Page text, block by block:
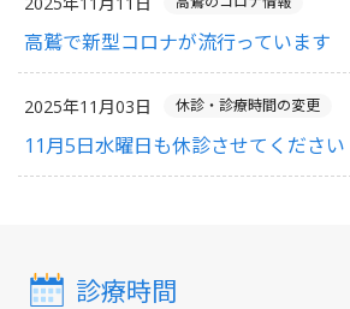
高鷲で新型コロナが流行っています
2025年11月03日 休診・診療時間の変更
11月5日水曜日も休診させてください
診療時間